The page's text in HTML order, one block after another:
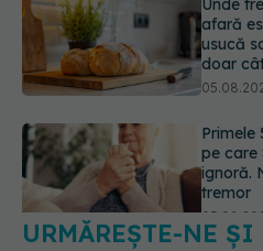
Primele
pe care
ignoră.
tremor
respect
URMĂREȘTE-NE ȘI